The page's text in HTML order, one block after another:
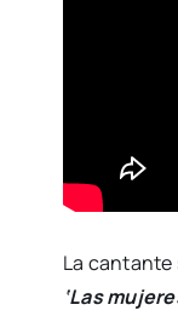
La cantante
‘Las